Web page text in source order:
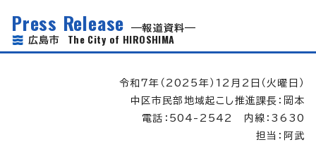
Press Release
報道資料
広島市 The City of HIROSHIMA
令和7年（2025年）12月2日（火曜日）
中区市民部地域起こし推進課長：岡本
電話：504-2542 内線：3630
担当：阿武